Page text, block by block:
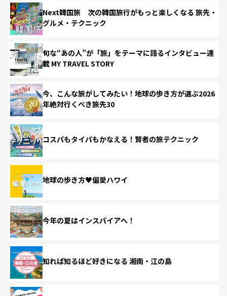
Next韓国旅 次の韓国旅行がもっと楽しくなる 旅先・
グルメ・テクニック
旬な“あの人”が「旅」をテーマに語るインタビュー連
載 MY TRAVEL STORY
今、こんな旅がしてみたい！地球の歩き方が選ぶ2026
年絶対行くべき旅先30
コスパもタイパもかなえる！賢者の旅テクニック
地球の歩き方♥偏愛ハワイ
今年の夏はインスパイアへ！
知れば知るほど好きになる 湘南・江の島